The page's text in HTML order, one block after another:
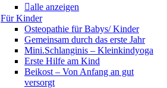
alle anzeigen
Für Kinder
Osteopathie für Babys/ Kinder
Gemeinsam durch das erste Jahr
Mini.Schlanginis – Kleinkindyoga
Erste Hilfe am Kind
Beikost – Von Anfang an gut
versorgt